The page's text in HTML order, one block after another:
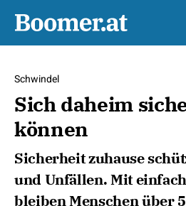
Schwindel
Sich daheim
können
Sicherheit zuhause
und Unfällen. Mit
bleiben Menschen über